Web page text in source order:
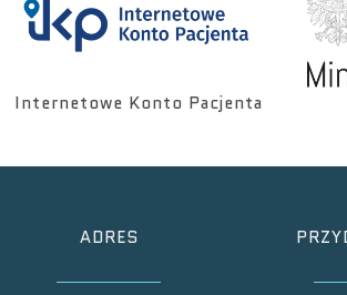
Internetowe Konto Pacjenta
ADRES